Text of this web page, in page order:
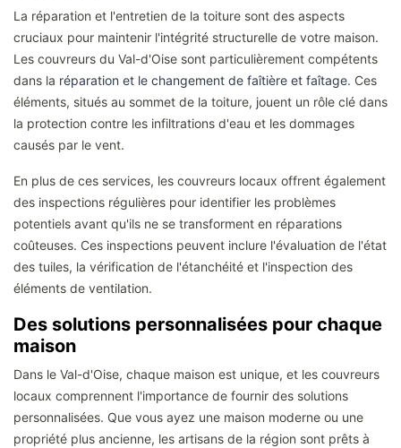
La réparation et l'entretien de la toiture sont des aspects
cruciaux pour maintenir l'intégrité structurelle de votre maison.
Les couvreurs du Val-d'Oise sont particulièrement compétents
dans la réparation et le changement de faîtière et faîtage. Ces
éléments, situés au sommet de la toiture, jouent un rôle clé dans
la protection contre les infiltrations d'eau et les dommages
causés par le vent.
En plus de ces services, les couvreurs locaux offrent également
des inspections régulières pour identifier les problèmes
potentiels avant qu'ils ne se transforment en réparations
coûteuses. Ces inspections peuvent inclure l'évaluation de l'état
des tuiles, la vérification de l'étanchéité et l'inspection des
éléments de ventilation.
Des solutions personnalisées pour chaque
maison
Dans le Val-d'Oise, chaque maison est unique, et les couvreurs
locaux comprennent l'importance de fournir des solutions
personnalisées. Que vous ayez une maison moderne ou une
propriété plus ancienne, les artisans de la région sont prêts à